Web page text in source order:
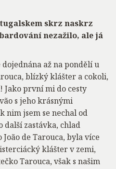
skrz naskrz
nezažilo, ale já
až na pondělí u
blízký klášter a cokoli,
Jako první mi do cesty
s jeho krásnými
nim jsem se nechal od
další zastávka, chlad
de Tarouca, byla více
klášter v zemi,
Tarouca, však s našim